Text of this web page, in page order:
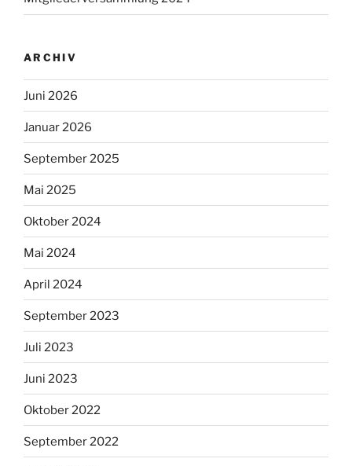
Mai 2024
September 2023
Juli 2023
Juni 2023
Oktober 2022
September 2022
August 2022
Juli 2022
April 2022
November 2021
September 2021
August 2021
Juni 2019
Juni 2018